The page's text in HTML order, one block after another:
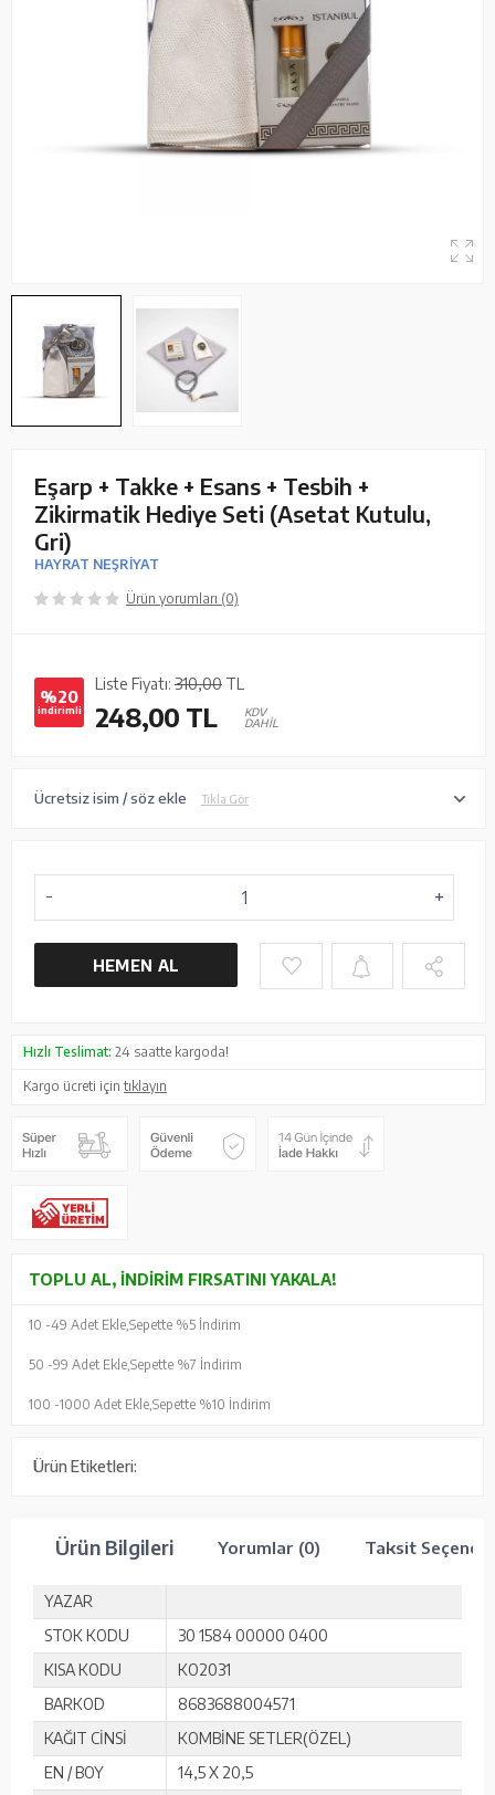
Eşarp + Takke + Esans + Tesbih +
Zikirmatik Hediye Seti (Asetat Kutulu,
Gri)
HAYRAT NEŞRİYAT
Ürün yorumları (0)
%20
indirimli
Liste Fiyatı: 310,00 TL
248,00 TL
KDV
DAHİL
Ücretsiz isim / söz ekle Tıkla Gör
HEMEN AL
Hızlı Teslimat: 24 saatte kargoda!
Kargo ücreti içintıklayın
TOPLU AL, İNDIRIM FIRSATINI YAKALA!
10 -49 Adet Ekle, Sepette %5 İndirim
50 -99 Adet Ekle, Sepette %7 İndirim
100 -1000 Adet Ekle, Sepette %10 İndirim
Ürün Etiketleri:
Ürün Bilgileri Yorumlar (0) Taksit
YAZAR
STOK KODU
30 1584 00000 0400
KISA KODU
KO2031
BARKOD
8683688004571
KAĞIT CİNSİ
KOMBİNE SETLER(ÖZEL)
EN / BOY
14,5 X 20,5